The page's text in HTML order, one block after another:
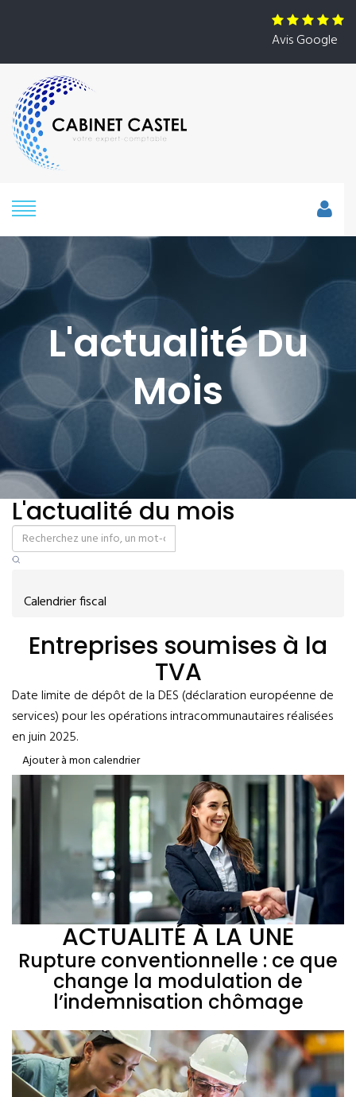
Avis Google
L'actualité Du
Mois
L'actualité du mois
Calendrier fiscal
Entreprises soumises à la
TVA
Date limite de dépôt de la DES (déclaration européenne de
services) pour les opérations intracommunautaires réalisées
en juin 2025.
Ajouter à mon calendrier
ACTUALITÉ À LA UNE
Rupture conventionnelle : ce que
change la modulation de
l’indemnisation chômage